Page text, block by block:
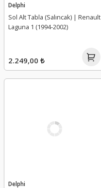
Delphi
Sol Alt Tabla (Salıncak) | Renault
Laguna 1 (1994-2002)
2.249,00 ₺
Delphi